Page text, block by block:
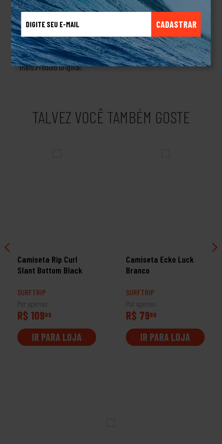
CADASTRAR
tempo foram adquirindo técnicas e aperfeiçoando suas
criações, passando a produzir roupas para esquiadores, para
quem pratica Windsurf, snowboard e navegadores, ampliando
seu mercado. Eles não pararam por aí, criaram linhas de
produtos masculinos, femininos, linha de acessório e muito
mais.Produto Original.
TALVEZ VOCÊ TAMBÉM GOSTE
Camiseta Rip Curl
Slant Bottom Black
SURFTRIP
Por apenas
R$ 10999
IR PARA LOJA
Camiseta Ecko Luck
Branco
SURFTRIP
Por apenas
R$ 7999
IR PARA LOJA